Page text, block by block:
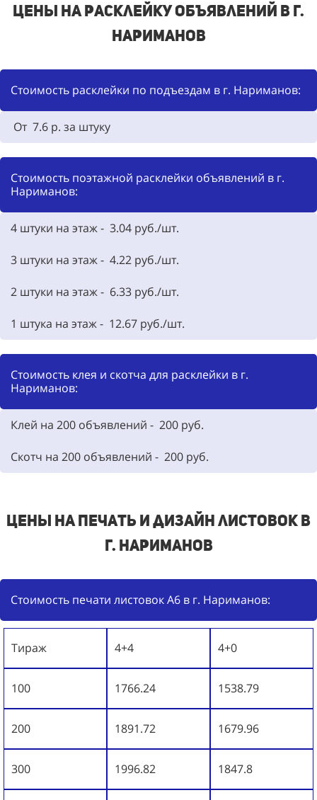
Цены на расклейку объявлений в г.
Нариманов
Стоимость расклейки по подъездам в г. Нариманов:
От 7.6 р. за штуку
Стоимость поэтажной расклейки объявлений в г.
Нариманов:
4 штуки на этаж - 3.04 руб./шт.
3 штуки на этаж - 4.22 руб./шт.
2 штуки на этаж - 6.33 руб./шт.
1 штука на этаж - 12.67 руб./шт.
Стоимость клея и скотча для расклейки в г.
Нариманов:
Клей на 200 объявлений - 200 руб.
Скотч на 200 объявлений - 200 руб.
Цены на печать и дизайн листовок в
г. Нариманов
Стоимость печати листовок А6 в г. Нариманов:
Тираж 4+4 4+0
100 1766.24 1538.79
200 1891.72 1679.96
300 1996.82 1847.8